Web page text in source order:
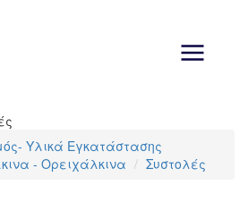
Υλικά Εγκατάστασης
- Ορειχάλκινα
Συστολές